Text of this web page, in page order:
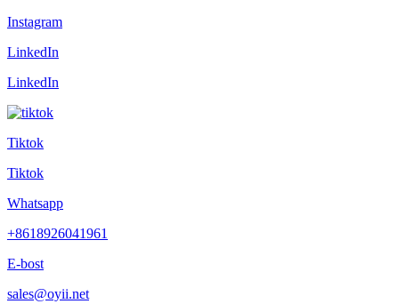
Instagram
LinkedIn
LinkedIn
Tiktok
Tiktok
Whatsapp
+8618926041961
E-bost
sales@oyii.net